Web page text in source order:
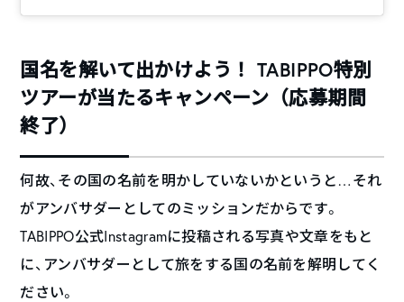
国名を解いて出かけよう！ TABIPPO特別
ツアーが当たるキャンペーン（応募期間
終了）
何故、その国の名前を明かしていないかというと…それ
がアンバサダーとしてのミッションだからです。
TABIPPO公式Instagramに投稿される写真や文章をもと
に、アンバサダーとして旅をする国の名前を解明してく
ださい。